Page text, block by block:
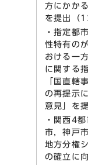
方にかか
を提出（
・指定都
性特有の
おける一
に関する
「国直轄
の再提示
意見」を
・関西4
市，神戸
地方分権
の確立に